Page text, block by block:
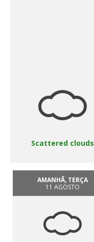
Scattered clouds
AMANHÃ, TERÇA
11 AGOSTO